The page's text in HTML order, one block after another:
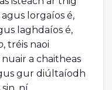
lorgaíos é,
laghdaíos é,
, tréis naoi
a chaitheas
gur diúltaíodh